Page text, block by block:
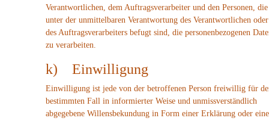
Verantwortlichen, dem Auftragsverarbeiter und den Personen, die
unter der unmittelbaren Verantwortung des Verantwortlichen oder
des Auftragsverarbeiters befugt sind, die personenbezogenen
zu verarbeiten.
k) Einwilligung
Einwilligung ist jede von der betroffenen Person freiwillig für
bestimmten Fall in informierter Weise und unmissverständlich
abgegebene Willensbekundung in Form einer Erklärung oder